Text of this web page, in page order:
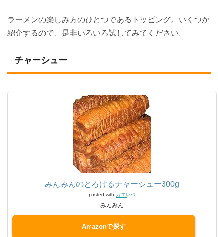
ラーメンの楽しみ方のひとつであるトッピング。いくつか
紹介するので、是非いろいろ試してみてください。
チャーシュー
みんみんのとろけるチャーシュー300g
posted with カエレバ
みんみん
Amazon